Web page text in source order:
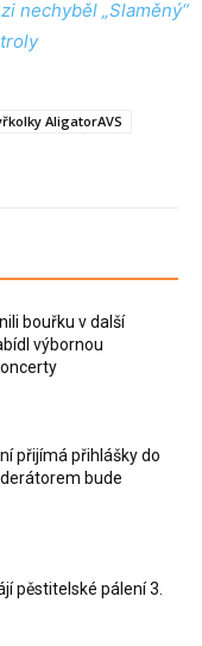
nechyběl „Slaměný“
AligatorAVS
bouřku v další
výbornou
přijímá přihlášky do
bude
pěstitelské pálení 3.